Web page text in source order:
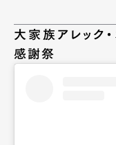
大家族アレック
感謝祭